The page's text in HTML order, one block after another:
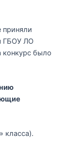
приняли
ГБОУ ЛО
конкурс было
класса).